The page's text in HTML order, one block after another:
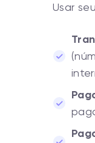
Usar